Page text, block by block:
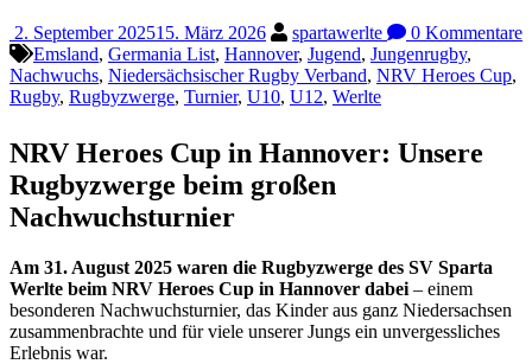
2. September 202515. März 2026 spartawerlte
0 Kommentare
Emsland, Germania List, Hannover, Jugend, Jungenrugby,
Nachwuchs, Niedersächsischer Rugby Verband, NRV Heroes Cup,
Rugby, Rugbyzwerge, Turnier, U10, U12, Werlte
NRV Heroes Cup in Hannover: Unsere
Rugbyzwerge beim großen
Nachwuchsturnier
Am 31. August 2025 waren die Rugbyzwerge des SV Sparta
Werlte beim NRV Heroes Cup in Hannover dabei – einem
besonderen Nachwuchsturnier, das Kinder aus ganz Niedersachsen
zusammenbrachte und für viele unserer Jungs ein unvergessliches
Erlebnis war.